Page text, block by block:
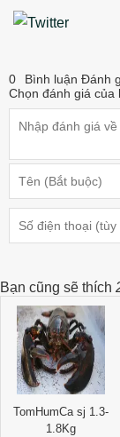
0
Bình luận Đánh
Chọn đánh giá của
Bạn cũng sẽ thích
TomHumCa sj 1.3-
1.8Kg